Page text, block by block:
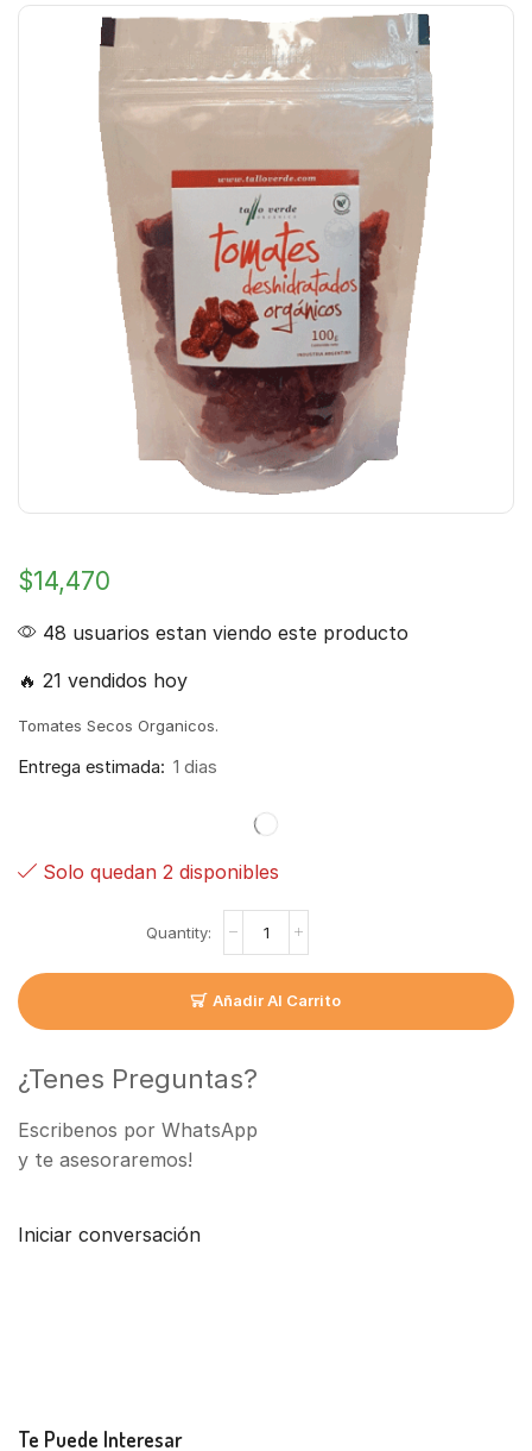
$14,470
48 usuarios estan viendo este producto
🔥 21 vendidos hoy
Tomates Secos Organicos.
Entrega estimada: 1 dias
Solo quedan 2 disponibles
Añadir Al Carrito
¿Tenes Preguntas?
Escribenos por WhatsApp
y te asesoraremos!
Iniciar conversación
Te Puede Interesar